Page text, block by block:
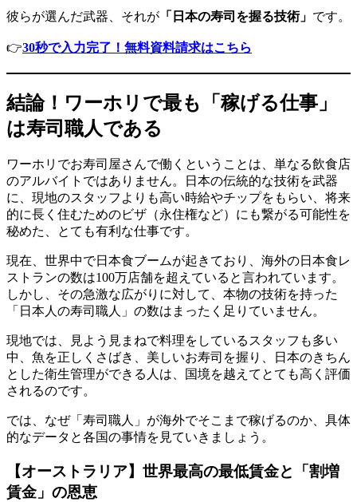
彼らが選んだ武器、それが 「日本の寿司を握る技術」 です。
👉30秒で入力完了！無料資料請求はこちら
結論！ワーホリで最も「稼げる仕事」
は寿司職人である
ワーホリでお寿司屋さんで働くということは、単なる飲食店
のアルバイトではありません。日本の伝統的な技術を武器
に、現地のスタッフよりも高い時給やチップをもらい、将来
的に長く住むためのビザ（永住権など）にも繋がる可能性を
秘めた、とても有利な仕事です。
現在、世界中で日本食ブームが起きており、海外の日本食レ
ストランの数は100万店舗を超えていると言われています。
しかし、その急激な広がりに対して、本物の技術を持った
「日本人の寿司職人」の数はまったく足りていません。
現地では、見よう見まねで料理をしているスタッフも多い
中、魚を正しくさばき、美しいお寿司を握り、日本のきちん
とした衛生管理ができる人は、国境を越えてとても高く評価
されるのです。
では、なぜ「寿司職人」が海外でそこまで稼げるのか、具体
的なデータと各国の事情を見ていきましょう。
【オーストラリア】世界最高の最低賃金と「割増
賃金」の恩恵